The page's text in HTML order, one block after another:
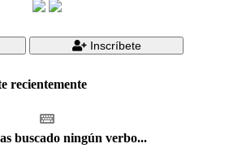
Inscríbete
recientemente
buscado ningún verbo...